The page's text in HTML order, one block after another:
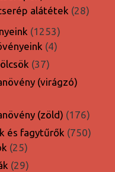
alátétek 2828
12531253
termék
44
3737
termék
(virágzó)
(zöld) 176176
termék
és fagytűrők 750750
2525
termék
2929